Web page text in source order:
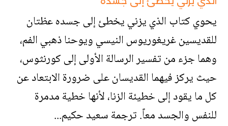
يحوي كتاب الذي يزني يخطئ إلى جسده عظتان
للقديسين غريغوريوس النيسي ويوحنا ذهبي الفم،
وهما جزء من تفسير الرسالة الأولى إلى كورنثوس،
حيث يركز فيهما القديسان على ضرورة الابتعاد عن
كل ما يقود إلى خطيئة الزنا، لأنها خطية مدمرة
للنفس والجسد معاً. ترجمة سعيد حكيم...